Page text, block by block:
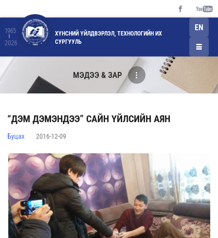
1965
2026
ХҮНСНИЙ ҮЙЛДВЭРЛЭЛ, ТЕХНОЛОГИЙН ИХ
СУРГУУЛЬ
EN
МЭДЭЭ & ЗАР
“ДЭМ ДЭМЭНДЭЭ” САЙН ҮЙЛСИЙН АЯН
Буцах 2016-12-09